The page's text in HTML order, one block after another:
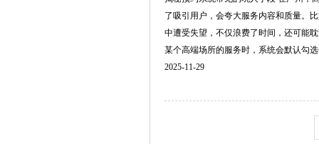
了吸引用户，会夸大服务内容和质量。
中遭受失望，不仅浪费了时间，还可能
某个高端场所的服务时，系统会默认勾
2025-11-29